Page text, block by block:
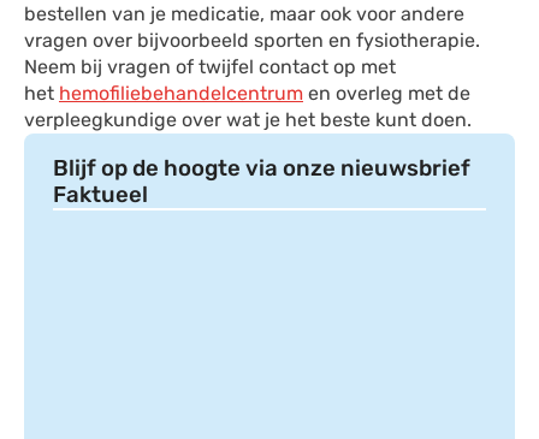
Blijf op de hoogte via onze nieuwsbrief
Faktueel
bestellen van je medicatie, maar ook voor andere
vragen over bijvoorbeeld sporten en fysiotherapie.
Neem bij vragen of twijfel contact op met
het hemofiliebehandelcentrum en overleg met de
verpleegkundige over wat je het beste kunt doen.